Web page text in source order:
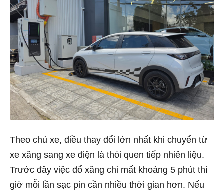
Theo chủ xe, điều thay đổi lớn nhất khi chuyển từ
xe xăng sang xe điện là thói quen tiếp nhiên liệu.
Trước đây việc đổ xăng chỉ mất khoảng 5 phút thì
giờ mỗi lần sạc pin cần nhiều thời gian hơn. Nếu